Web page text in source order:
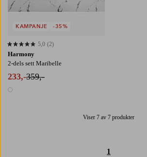
Harmony
2-dels sett Maribelle
233,-359,-
1 farge
5,0 basert på 2 karaktergivninger
5,0 (2)
KAMPANJE -35%
Viser 7 av 7 produkter
1